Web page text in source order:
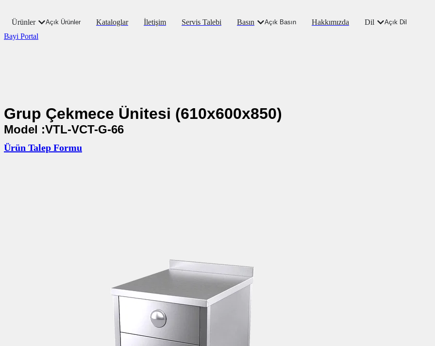
Ürünler Açık Ürünler Kataloglar İletişim Servis Talebi Basın Açık Basın Hakkımızda Dil Açık Dil
Bayi Portal
Grup Çekmece Ünitesi (610x600x850)
Model :VTL-VCT-G-66
Ürün Talep Formu